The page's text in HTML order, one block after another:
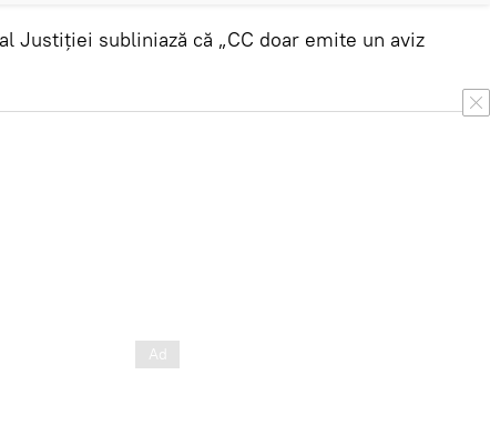
Justiției subliniază că „CC doar emite un aviz